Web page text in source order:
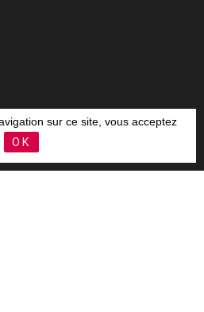
sur ce site, vous acceptez
OK